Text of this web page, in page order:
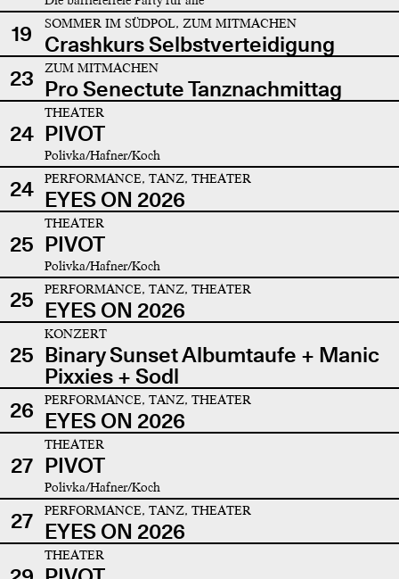
19 SOMMER IM SÜDPOL, ZUM MITMACHEN
Crashkurs Selbstverteidigung
23
ZUM MITMACHEN
Pro Senectute Tanznachmittag
24
THEATER
PIVOT
Polivka/Hafner/Koch
24 PERFORMANCE, TANZ, THEATER
EYES ON 2026
25
THEATER
PIVOT
Polivka/Hafner/Koch
25 PERFORMANCE, TANZ, THEATER
EYES ON 2026
25
KONZERT
Binary Sunset Albumtaufe + Manic
Pixxies + Sodl
26
PERFORMANCE, TANZ, THEATER
EYES ON 2026
27
THEATER
PIVOT
Polivka/Hafner/Koch
27 PERFORMANCE, TANZ, THEATER
EYES ON 2026
THEATER